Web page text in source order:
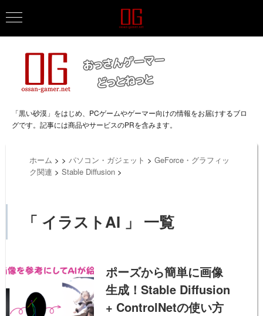
「黒い砂漠」をはじめ、PCゲームやゲーマー向けの情報をお届けするブロ
グです。記事には商品やサービスのPRを含みます。
ホーム > > パソコン・ガジェット > GeForce・グラフィッ
ク関連 > Stable Diffusion >
「 イラストAI 」 一覧
ポーズから簡単に画像
生成！Stable Diffusion
+ ControlNetの使い方